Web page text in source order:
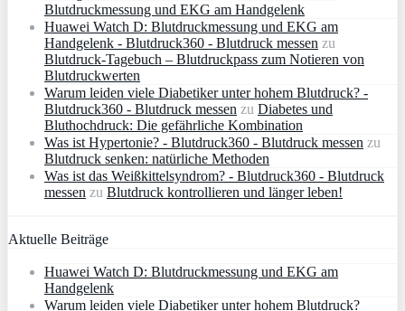
Blutdruckmessung und EKG am Handgelenk
Huawei Watch D: Blutdruckmessung und EKG am
Handgelenk - Blutdruck360 - Blutdruck messen zu
Blutdruck-Tagebuch – Blutdruckpass zum Notieren von
Blutdruckwerten
Warum leiden viele Diabetiker unter hohem Blutdruck? -
Blutdruck360 - Blutdruck messen zu Diabetes und
Bluthochdruck: Die gefährliche Kombination
Was ist Hypertonie? - Blutdruck360 - Blutdruck messen zu
Blutdruck senken: natürliche Methoden
Was ist das Weißkittelsyndrom? - Blutdruck360 - Blutdruck
messen zu Blutdruck kontrollieren und länger leben!
Aktuelle Beiträge
Huawei Watch D: Blutdruckmessung und EKG am
Handgelenk
Warum leiden viele Diabetiker unter hohem Blutdruck?